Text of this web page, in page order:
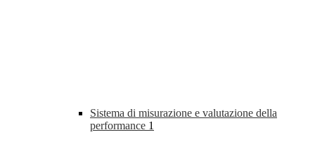
Sistema di misurazione e valutazione della
performance 1